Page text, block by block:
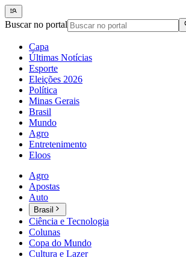
Buscar no portal
Capa
Últimas Notícias
Esporte
Eleições 2026
Política
Minas Gerais
Brasil
Mundo
Agro
Entretenimento
Eloos
Agro
Apostas
Auto
Brasil
Ciência e Tecnologia
Colunas
Copa do Mundo
Cultura e Lazer